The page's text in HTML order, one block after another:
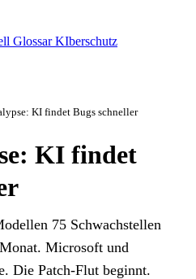
GlossarKIberschutz
KI findet Bugs schneller
KI findet
75 Schwachstellen
Microsoft und
Die Patch-Flut beginnt.